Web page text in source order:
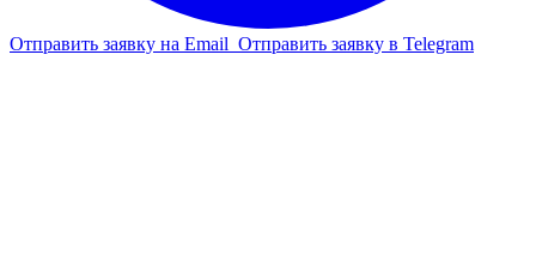
Отправить заявку на Email Отправить заявку в Telegram